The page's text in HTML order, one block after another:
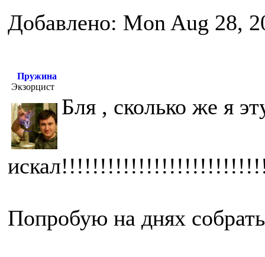
Добавлено: Mon Aug 28,
Пружина
Экзорцист
Бля , сколько же я
Попробую на днях